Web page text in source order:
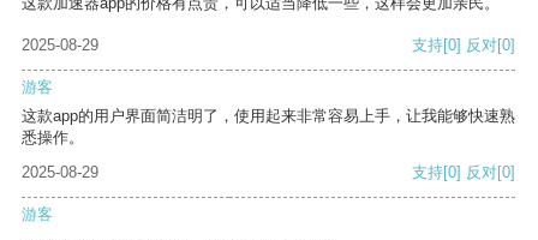
2025-08-29 支持[0] 反对[0]
游客
这款app的用户界面简洁明了，使用起来非常容易上手，让我能够快速熟
悉操作。
2025-08-29
支持[0] 反对[0]
游客